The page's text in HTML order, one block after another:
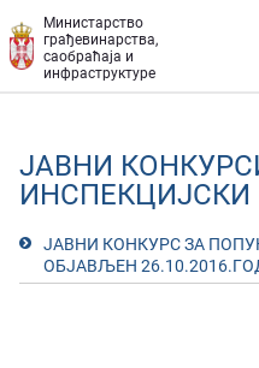
Министарство
грађевинарства,
саобраћаја и
инфраструктуре
ЈАВНИ
ЈАВНИ КОНКУРС ЗА
ОБЈАВЉЕН